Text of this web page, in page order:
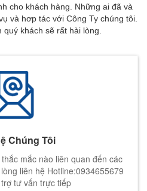
cho khách hàng. Những ai đã và
và hơp tác với Công Ty chúng tôi.
khách sẽ rất hài lòng.
Chúng Tôi
mắc nào liên quan đến các
liên hệ Hotline:0934655679
tư vấn trực tiếp